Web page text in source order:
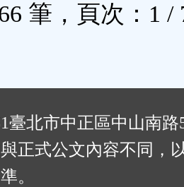
筆，頁次：1 /
臺北市中正區中山南
正式公文內容不同，
。